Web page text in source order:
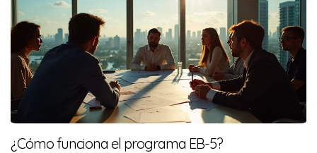
¿Cómo funciona el programa EB-5?